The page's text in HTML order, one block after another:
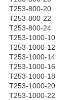
Т253-800-20
Т253-800-22
Т253-800-24
Т253-1000-10
Т253-1000-12
Т253-1000-14
Т253-1000-16
Т253-1000-18
Т253-1000-20
Т253-1000-22